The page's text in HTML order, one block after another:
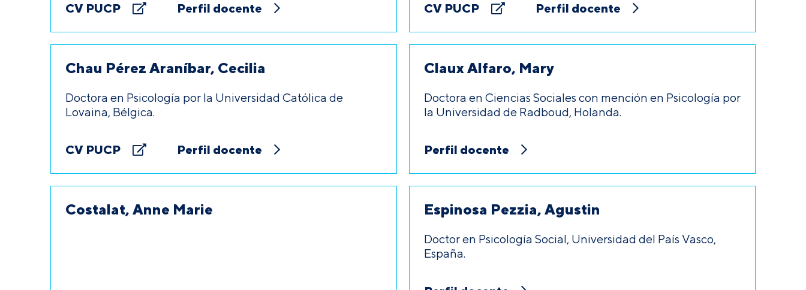
CV PUCP Perfil docente CV PUCP Perfil docente
Chau Pérez Araníbar, Cecilia
Doctora en Psicología por la Universidad Católica de
Lovaina, Bélgica.
CV PUCP Perfil docente
Claux Alfaro, Mary
Doctora en Ciencias Sociales con mención en Psicología por
la Universidad de Radboud, Holanda.
Perfil docente
Costalat, Anne Marie Espinosa Pezzia, Agustin
Doctor en Psicología Social, Universidad del País Vasco,
España.